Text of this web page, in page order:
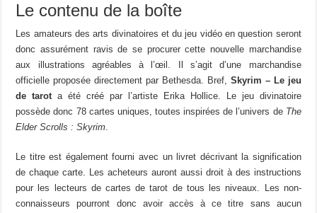
Le contenu de la boîte
Les amateurs des arts divinatoires et du jeu vidéo en question seront
donc assurément ravis de se procurer cette nouvelle marchandise
aux illustrations agréables à l’œil. Il s’agit d’une marchandise
officielle proposée directement par Bethesda. Bref, Skyrim – Le jeu
de tarota été créé par l’artiste Erika Hollice. Le jeu divinatoire
possède donc 78 cartes uniques, toutes inspirées de l’univers de The
Elder Scrolls : Skyrim.
Le titre est également fourni avec un livret décrivant la signification
de chaque carte. Les acheteurs auront aussi droit à des instructions
pour les lecteurs de cartes de tarot de tous les niveaux. Les non-
connaisseurs pourront donc avoir accès à ce titre sans aucun